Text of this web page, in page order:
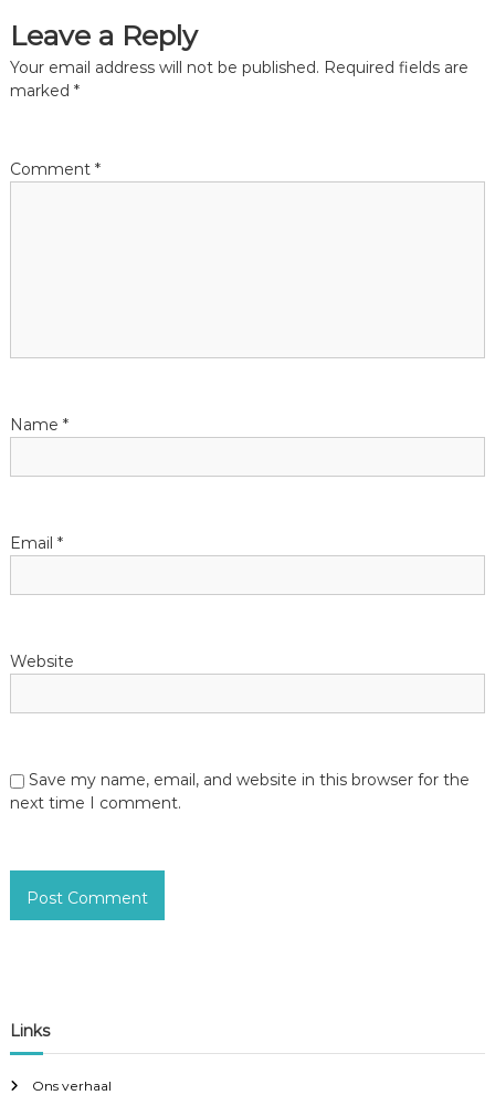
n
a
i
o
Leave a Reply
Your email address will not be published. Required fields are
marked *
Comment *
Name *
Email *
Website
Save my name, email, and website in this browser for the
next time I comment.
Links
Ons verhaal